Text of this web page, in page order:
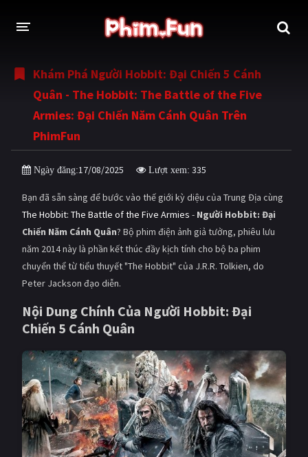
THỂ LOẠI
Thần thoại - Cổ trang Hành động
Tâm lý
Võ thuật - Kiếm hiệp Nhạc kịch
Kinh dị Tội phạm - Hình sự
Phiêu lưu Hài hước
Viễn tưởng Khoa học - Tài liệu
Hoạt hình
Tình cảm - Lãng mạn Kỳ ảo
Giật gân
Bí ẩn Lịch sử
Viễn Tây Tiểu sử
GameShow DramaTV
QUỐC GIA
Khám Phá Người Hobbit: Đại Chiến 5 Cánh
Quân - The Hobbit: The Battle of the Five
Armies: Đại Chiến Năm Cánh Quân Trên
PhimFun
Ngày đăng:17/08/2025 Lượt xem: 335
Bạn đã sẵn sàng để bước vào thế giới kỳ diệu của Trung Địa cùng
The Hobbit: The Battle of the Five Armies - Người Hobbit: Đại
Chiến Năm Cánh Quân? Bộ phim điện ảnh giả tưởng, phiêu lưu
năm 2014 này là phần kết thúc đầy kịch tính cho bộ ba phim
chuyển thể từ tiểu thuyết "The Hobbit" của J.R.R. Tolkien, do
Peter Jackson đạo diễn.
Nội Dung Chính Của Người Hobbit: Đại
Chiến 5 Cánh Quân